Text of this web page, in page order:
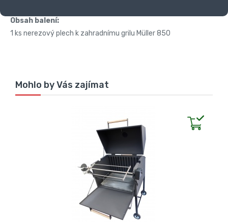
Obsah balení:
1 ks nerezový plech k zahradnímu grilu Müller 850
Mohlo by Vás zajímat